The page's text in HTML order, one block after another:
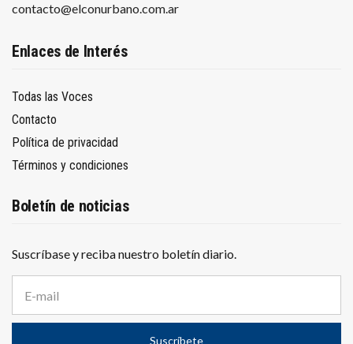
contacto@elconurbano.com.ar
Enlaces de Interés
Todas las Voces
Contacto
Política de privacidad
Términos y condiciones
Boletín de noticias
Suscríbase y reciba nuestro boletín diario.
r
e
Suscríbete